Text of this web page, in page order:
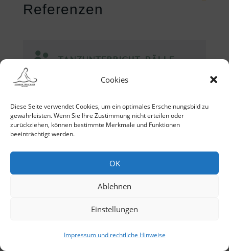
Cookies
Diese Seite verwendet Cookies, um ein optimales Erscheinungsbild zu
gewährleisten. Wenn Sie Ihre Zustimmung nicht erteilen oder
zurückziehen, können bestimmte Merkmale und Funktionen
beeinträchtigt werden.
OK
Ablehnen
Einstellungen
Impressum und rechtliche Hinweise
Referenzen
 TANZUNTERRICHT, BÄLLE
Ausbildungzum
der Fachschule des
Verbandes der Tanzlehrer
Wiens VTW
Unterricht in
Gesellschaftstänzenin der
Tanzschule Elmayer und
Choreographien für diverse
Ausland, darunterBall der